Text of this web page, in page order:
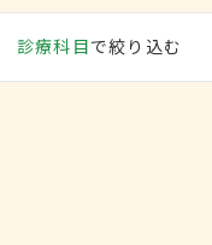
診療科目で絞り込む